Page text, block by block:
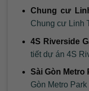
Chung cư
Chung cư Linh
4S Riverside
tiết dự án 4S
Sài Gòn Metro
Gòn Metro Park